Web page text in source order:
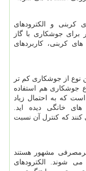
کربنی و الکترودهای
برای جوشکاری با گاز
کربنی، کاربردهای
از جوشکاری کم تر
جوشکاری هم استفاده
که به احتمال زیاد
خانگی دیده اید.
کنند که کنترل آن نسبت
مشهور هستند
شوند. الکترودهای